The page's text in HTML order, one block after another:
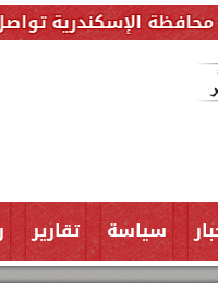
حملاتها المكبرة لرفع
سياسة تقارير